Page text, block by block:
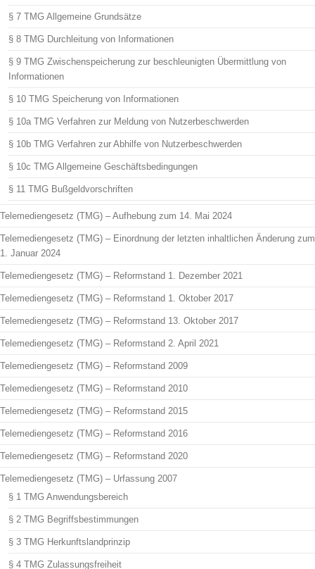
§ 7 TMG Allgemeine Grundsätze
§ 8 TMG Durchleitung von Informationen
§ 9 TMG Zwischenspeicherung zur beschleunigten Übermittlung von
Informationen
§ 10 TMG Speicherung von Informationen
§ 10a TMG Verfahren zur Meldung von Nutzerbeschwerden
§ 10b TMG Verfahren zur Abhilfe von Nutzerbeschwerden
§ 10c TMG Allgemeine Geschäftsbedingungen
§ 11 TMG Bußgeldvorschriften
Telemediengesetz (TMG) – Aufhebung zum 14. Mai 2024
Telemediengesetz (TMG) – Einordnung der letzten inhaltlichen Änderung zum
1. Januar 2024
Telemediengesetz (TMG) – Reformstand 1. Dezember 2021
Telemediengesetz (TMG) – Reformstand 1. Oktober 2017
Telemediengesetz (TMG) – Reformstand 13. Oktober 2017
Telemediengesetz (TMG) – Reformstand 2. April 2021
Telemediengesetz (TMG) – Reformstand 2009
Telemediengesetz (TMG) – Reformstand 2010
Telemediengesetz (TMG) – Reformstand 2015
Telemediengesetz (TMG) – Reformstand 2016
Telemediengesetz (TMG) – Reformstand 2020
Telemediengesetz (TMG) – Urfassung 2007
§ 1 TMG Anwendungsbereich
§ 2 TMG Begriffsbestimmungen
§ 3 TMG Herkunftslandprinzip
§ 4 TMG Zulassungsfreiheit